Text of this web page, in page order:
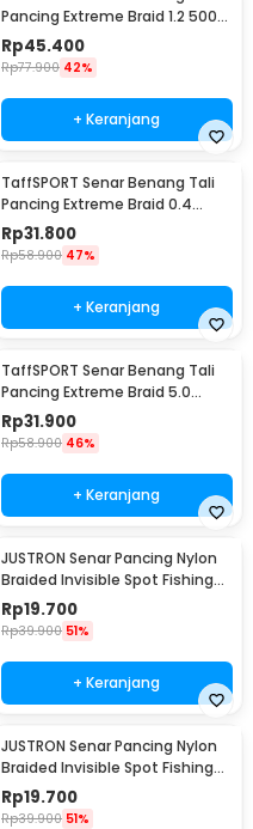
Pancing Extreme Braid 1.2 500M
- FM-PEL
Rp45.400
Rp77.900 42%
+ Keranjang
TaffSPORT Senar Benang Tali
Pancing Extreme Braid 0.4
300M - FM-PEL
Rp31.800
Rp58.900 47%
+ Keranjang
TaffSPORT Senar Benang Tali
Pancing Extreme Braid 5.0
300M - FM-PEL
Rp31.900
Rp58.900 46%
+ Keranjang
JUSTRON Senar Pancing Nylon
Braided Invisible Spot Fishing
Line 500M 0.4 - DPLS
Rp19.700
Rp39.900 51%
+ Keranjang
JUSTRON Senar Pancing Nylon
Braided Invisible Spot Fishing
Line 500M 1.0 - DPLS
Rp19.700
Rp39.900 51%